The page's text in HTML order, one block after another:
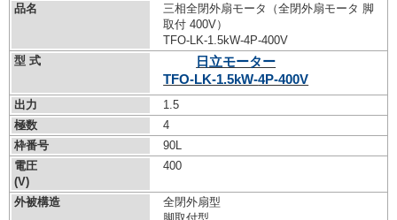
品名
三相全閉外扇モータ（全閉外扇モータ 脚
取付 400V）
TFO-LK-1.5kW-4P-400V
型 式
日立モーター
TFO-LK-1.5kW-4P-400V
出力
1.5
極数
4
枠番号
90L
電圧
(V)
400
外被構造
全閉外扇型